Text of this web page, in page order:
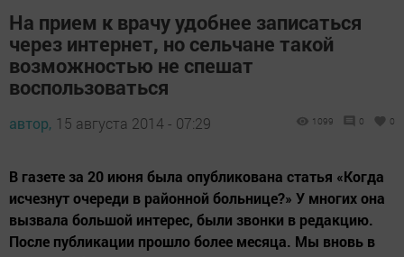
На прием к врачу удобнее записаться
через интернет, но сельчане такой
возможностью не спешат
воспользоваться
автор, 15 августа 2014 - 07:29 1099 0 0
В газете за 20 июня была опубликована статья «Когда
исчезнут очереди в районной больнице?» У многих она
вызвала большой интерес, были звонки в редакцию.
После публикации прошло более месяца. Мы вновь в